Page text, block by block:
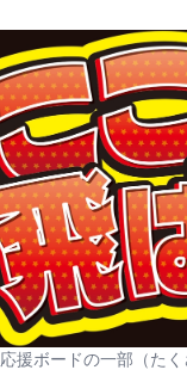
応援ボードの一部（たく